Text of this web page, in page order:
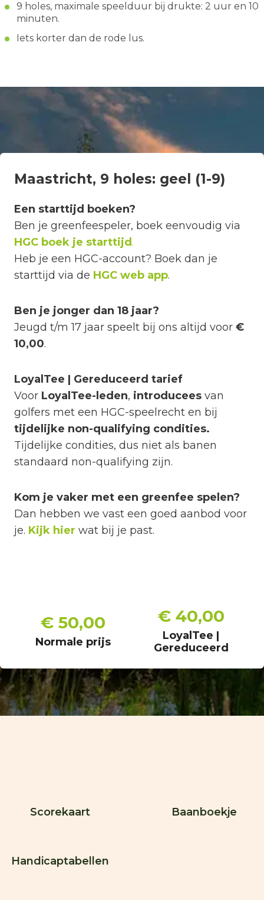
9 holes, maximale speelduur bij drukte: 2 uur en 10
minuten.
Iets korter dan de rode lus.
Maastricht, 9 holes: geel (1-9)
Een starttijd boeken?
Ben je greenfeespeler, boek eenvoudig via
HGC boek je starttijd.
Heb je een HGC-account? Boek dan je
starttijd via de HGC web app.
Ben je jonger dan 18 jaar?
Jeugd t/m 17 jaar speelt bij ons altijd voor €
10,00.
LoyalTee | Gereduceerd tarief
Voor LoyalTee-leden, introducees van
golfers met een HGC-speelrecht en bij
tijdelijke non-qualifying condities.
Tijdelijke condities, dus niet als banen
standaard non-qualifying zijn.
Kom je vaker met een greenfee spelen?
Dan hebben we vast een goed aanbod voor
je. Kijk hier wat bij je past.
€ 50,00
Normale prijs
€ 40,00
LoyalTee |
Gereduceerd
Scorekaart Baanboekje
Handicaptabellen